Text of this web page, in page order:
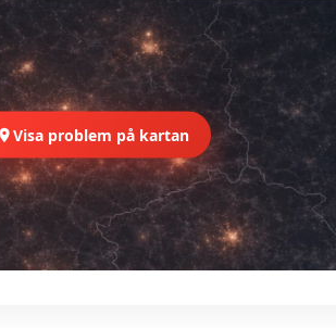
Visa problem på kartan